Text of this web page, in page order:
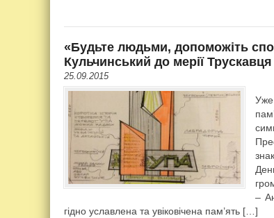
«Будьте людьми, допоможіть
Кульчинський до мерії Трускавця
25.09.2015
Уже
–
гідно уславлена та увіковічена пам’ять […]